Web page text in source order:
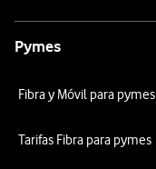
Pymes
Fibra y Móvil para pymes
Tarifas Fibra para pymes